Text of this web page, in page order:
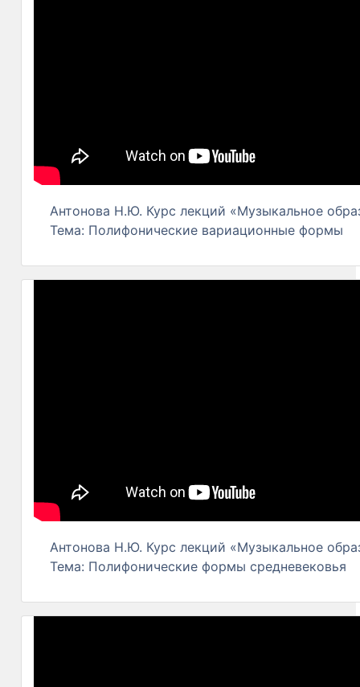
Антонова Н.Ю. Курс лекций «Музыкальное
Тема: Полифонические вариационные формы
Антонова Н.Ю. Курс лекций «Музыкальное
Тема: Полифонические формы средневековья